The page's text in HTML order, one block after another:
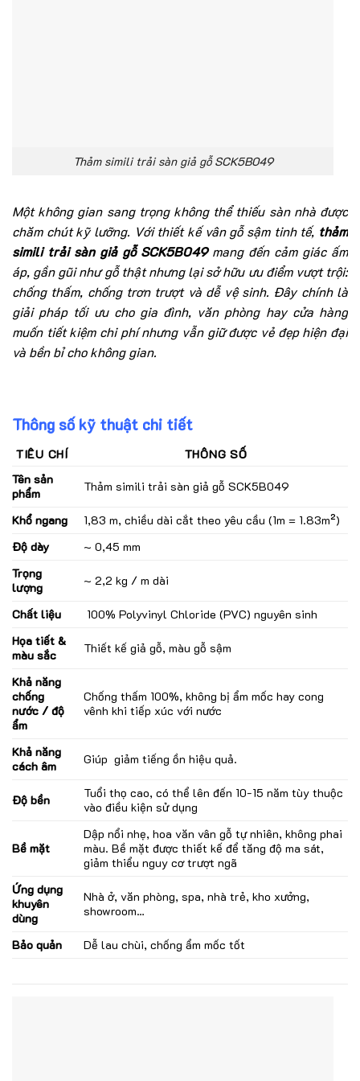
Thảm simili trải sàn giả gỗ SCK5B049
Một không gian sang trọng không thể thiếu sàn nhà được
chăm chút kỹ lưỡng. Với thiết kế vân gỗ sậm tinh tế, thảm
simili trải sàn giả gỗ SCK5B049mang đến cảm giác ấm
áp, gần gũi như gỗ thật nhưng lại sở hữu ưu điểm vượt trội:
chống thấm, chống trơn trượt và dễ vệ sinh. Đây chính là
giải pháp tối ưu cho gia đình, văn phòng hay cửa hàng
muốn tiết kiệm chi phí nhưng vẫn giữ được vẻ đẹp hiện đại
và bền bỉ cho không gian.
Thông số kỹ thuật chi tiết
TIÊU CHÍ
THÔNG SỐ
Tên sản
phẩm
Thảm simili trải sàn giả gỗ SCK5B049
Khổ ngang
1,83 m, chiều dài cắt theo yêu cầu (1m = 1.83m²)
Độ dày
~ 0,45 mm
Trọng
lượng
~ 2,2 kg / m dài
Chất liệu
100% Polyvinyl Chloride (PVC) nguyên sinh
Họa tiết &
màu sắc
Thiết kế giả gỗ, màu gỗ sậm
Khả năng
chống
nước / độ
ẩm
Chống thấm 100%, không bị ẩm mốc hay cong
vênh khi tiếp xúc với nước
Khả năng
cách âm
Giúp giảm tiếng ồn hiệu quả.
Độ bền
Tuổi thọ cao, có thể lên đến 10-15 năm tùy thuộc
vào điều kiện sử dụng
Bề mặt
Dập nổi nhẹ, hoa văn vân gỗ tự nhiên, không phai
màu. Bề mặt được thiết kế để tăng độ ma sát,
giảm thiểu nguy cơ trượt ngã
Ứng dụng
khuyên
dùng
Nhà ở, văn phòng, spa, nhà trẻ, kho xưởng,
showroom…
Bảo quản Dễ lau chùi, chống ẩm mốc tốt